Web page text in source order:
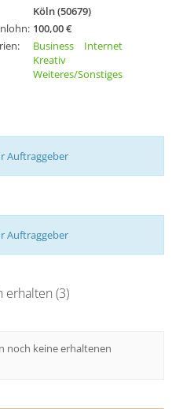
Köln (50679)
100,00 €
Business
Internet
Kreativ
Weiteres/Sonstiges
Auftraggeber
Auftraggeber
erhalten (3)
noch keine erhaltenen